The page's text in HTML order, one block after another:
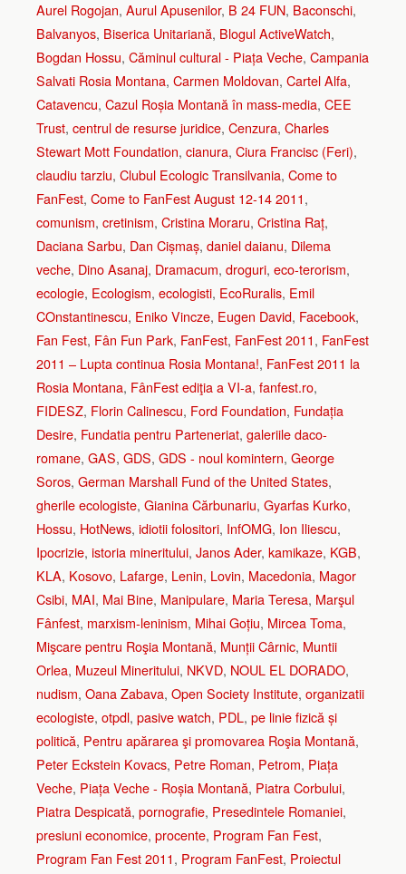
Aurel Rogojan, Aurul Apusenilor, B 24 FUN, Baconschi,
Balvanyos, Biserica Unitariană, Blogul ActiveWatch,
Bogdan Hossu, Căminul cultural - Piața Veche, Campania
Salvati Rosia Montana, Carmen Moldovan, Cartel Alfa,
Catavencu, Cazul Roșia Montană în mass-media, CEE
Trust, centrul de resurse juridice, Cenzura, Charles
Stewart Mott Foundation, cianura, Ciura Francisc (Feri),
claudiu tarziu, Clubul Ecologic Transilvania, Come to
FanFest, Come to FanFest August 12-14 2011,
comunism, cretinism, Cristina Moraru, Cristina Raț,
Daciana Sarbu, Dan Cișmaș, daniel daianu, Dilema
veche, Dino Asanaj, Dramacum, droguri, eco-terorism,
ecologie, Ecologism, ecologisti, EcoRuralis, Emil
COnstantinescu, Eniko Vincze, Eugen David, Facebook,
Fan Fest, Fân Fun Park, FanFest, FanFest 2011, FanFest
2011 – Lupta continua Rosia Montana!, FanFest 2011 la
Rosia Montana, FânFest ediţia a VI-a, fanfest.ro,
FIDESZ, Florin Calinescu, Ford Foundation, Fundația
Desire, Fundatia pentru Parteneriat, galeriile daco-
romane, GAS, GDS, GDS - noul komintern, George
Soros, German Marshall Fund of the United States,
gherile ecologiste, Gianina Cărbunariu, Gyarfas Kurko,
Hossu, HotNews, idiotii folositori, InfOMG, Ion Iliescu,
Ipocrizie, istoria mineritului, Janos Ader, kamikaze, KGB,
KLA, Kosovo, Lafarge, Lenin, Lovin, Macedonia, Magor
Csibi, MAI, Mai Bine, Manipulare, Maria Teresa, Marşul
Fânfest, marxism-leninism, Mihai Goțiu, Mircea Toma,
Mişcare pentru Roşia Montană, Munții Cârnic, Muntii
Orlea, Muzeul Mineritului, NKVD, NOUL EL DORADO,
nudism, Oana Zabava, Open Society Institute, organizatii
ecologiste, otpdl, pasive watch, PDL, pe linie fizică și
politică, Pentru apărarea şi promovarea Roşia Montană,
Peter Eckstein Kovacs, Petre Roman, Petrom, Piața
Veche, Piața Veche - Roșia Montană, Piatra Corbului,
Piatra Despicată, pornografie, Presedintele Romaniei,
presiuni economice, procente, Program Fan Fest,
Program Fan Fest 2011, Program FanFest, Proiectul